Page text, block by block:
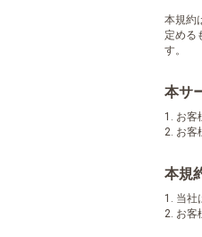
本規約
定める
す。
本サ
1. お客
2. お客
本規
1. 当社
2. お客